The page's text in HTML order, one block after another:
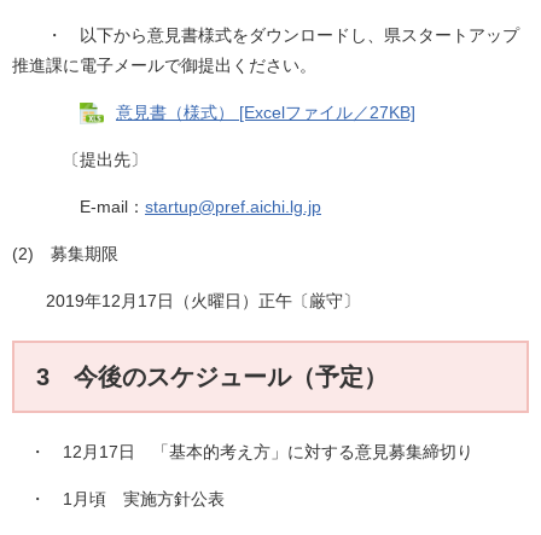
・ 以下から意見書様式をダウンロードし、県スタートアップ
推進課に電子メールで御提出ください。
意見書（様式） [Excelファイル／27KB]
〔提出先〕
E-mail： startup@pref.aichi.lg.jp
(2) 募集期限
2019年12月17日（火曜日）正午〔厳守〕
3 今後のスケジュール（予定）
・ 12月17日 「基本的考え方」に対する意見募集締切り
・ 1月頃 実施方針公表